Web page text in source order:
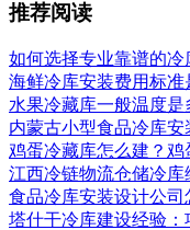
推荐阅读
如何选择专业靠谱的冷
海鲜冷库安装费用标准
水果冷藏库一般温度是
内蒙古小型食品冷库安
鸡蛋冷藏库怎么建？
江西冷链物流仓储冷库
食品冷库安装设计公
塔什干冷库建设经验